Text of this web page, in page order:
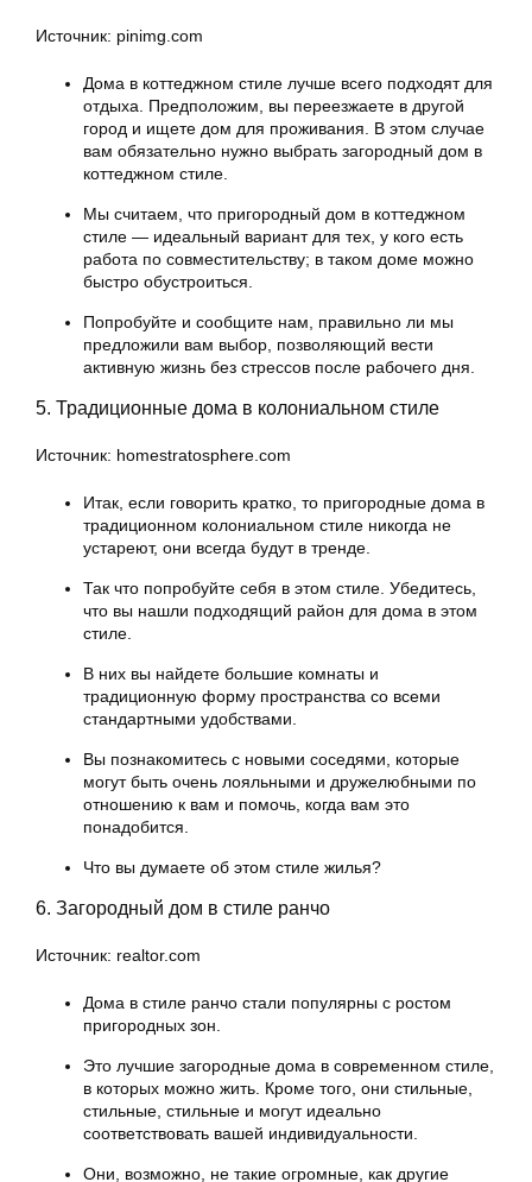
Источник: pinimg.com
Дома в коттеджном стиле лучше всего подходят для
отдыха. Предположим, вы переезжаете в другой
город и ищете дом для проживания. В этом случае
вам обязательно нужно выбрать загородный дом в
коттеджном стиле.
Мы считаем, что пригородный дом в коттеджном
стиле — идеальный вариант для тех, у кого есть
работа по совместительству; в таком доме можно
быстро обустроиться.
Попробуйте и сообщите нам, правильно ли мы
предложили вам выбор, позволяющий вести
активную жизнь без стрессов после рабочего дня.
5. Традиционные дома в колониальном стиле
Источник: homestratosphere.com
Итак, если говорить кратко, то пригородные дома в
традиционном колониальном стиле никогда не
устареют, они всегда будут в тренде.
Так что попробуйте себя в этом стиле. Убедитесь,
что вы нашли подходящий район для дома в этом
стиле.
В них вы найдете большие комнаты и
традиционную форму пространства со всеми
стандартными удобствами.
Вы познакомитесь с новыми соседями, которые
могут быть очень лояльными и дружелюбными по
отношению к вам и помочь, когда вам это
понадобится.
Что вы думаете об этом стиле жилья?
6. Загородный дом в стиле ранчо
Источник: realtor.com
Дома в стиле ранчо стали популярны с ростом
пригородных зон.
Это лучшие загородные дома в современном стиле,
в которых можно жить. Кроме того, они стильные,
стильные, стильные и могут идеально
соответствовать вашей индивидуальности.
Они, возможно, не такие огромные, как другие